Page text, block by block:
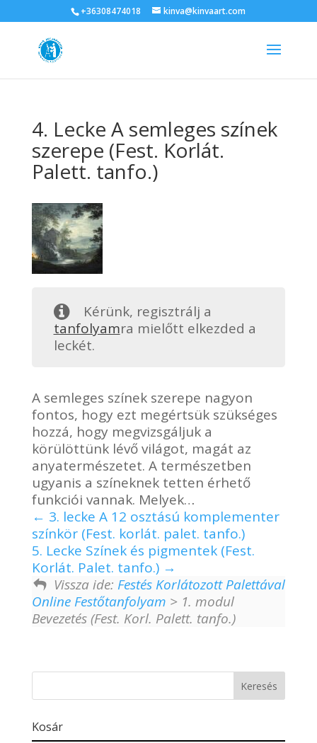
+36308474018 kinva@kinvaart.com
4. Lecke A semleges színek
szerepe (Fest. Korlát.
Palett. tanfo.)
Kérünk, regisztrálj a
tanfolyamra mielőtt elkezded a
leckét.
A semleges színek szerepe nagyon
fontos, hogy ezt megértsük szükséges
hozzá, hogy megvizsgáljuk a
körülöttünk lévő világot, magát az
anyatermészetet. A természetben
ugyanis a színeknek tetten érhető
funkciói vannak. Melyek…
3. lecke A 12 osztású komplementer
színkör (Fest. korlát. palet. tanfo.)
5. Lecke Színek és pigmentek (Fest.
Korlát. Palet. tanfo.)
Vissza ide: Festés Korlátozott Palettával
Online Festőtanfolyam > 1. modul
Bevezetés (Fest. Korl. Palett. tanfo.)
Kosár